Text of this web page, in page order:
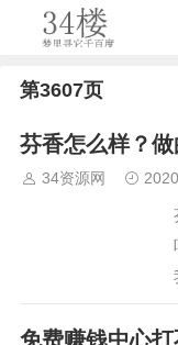
第3607页
芬香怎么样？做
34资源网
免费赚钱中心